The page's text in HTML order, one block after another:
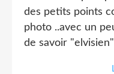
des petits points
photo ..avec un
de savoir "elvisien"